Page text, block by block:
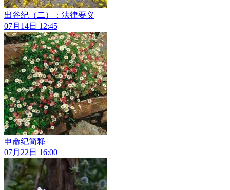
出谷纪（二）：法律要义
07月14日 12:45
申命纪简释
07月22日 16:00